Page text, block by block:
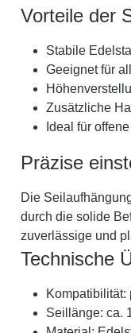
Vorteile der
Stabile
Geeignet für
Zusätzliche
Ideal für
Präzise
Die
durch die solide
zuverlässige und
Technische
Seillänge: ca.